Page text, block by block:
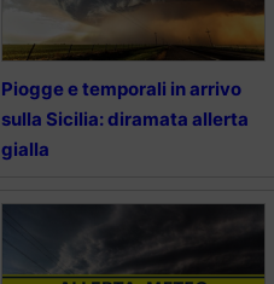
Piogge e temporali in arrivo
sulla Sicilia: diramata allerta
gialla